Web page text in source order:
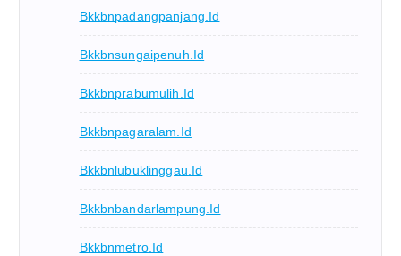
Bkkbnpadangpanjang.id
Bkkbnsungaipenuh.id
Bkkbnprabumulih.id
Bkkbnpagaralam.id
Bkkbnlubuklinggau.id
Bkkbnbandarlampung.id
Bkkbnmetro.id